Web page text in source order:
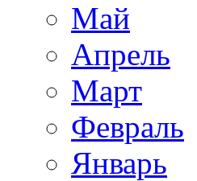
Май
Апрель
Март
Февраль
Январь